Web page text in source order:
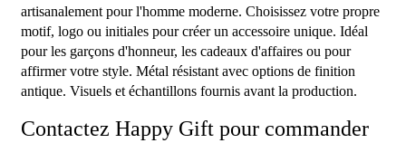
artisanalement pour l'homme moderne. Choisissez votre propre
motif, logo ou initiales pour créer un accessoire unique. Idéal
pour les garçons d'honneur, les cadeaux d'affaires ou pour
affirmer votre style. Métal résistant avec options de finition
antique. Visuels et échantillons fournis avant la production.
Contactez Happy Gift pour commander